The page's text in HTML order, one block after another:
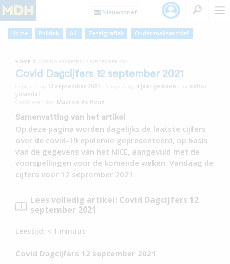
Home Politiek A.I. Zetelgrafiek Onderzoeksarchief
HOME »
Covid Dagcijfers 12 september 2021
12 september 2021 4 jaar geleden
editor
yolandal
Maurice de Hond
Samenvatting van het artikel
Op deze pagina worden dagelijks de laatste cijfers
over de covid-19 epidemie gepresenteerd, op basis
van de gegevens van het NICE, aangevuld met de
voorspellingen voor de komende weken. Vandaag de
cijfers voor 12 september 2021
Lees volledig artikel: Covid Dagcijfers 12
september 2021
Leestijd: < 1 minuut
Covid Dagcijfers 12 september 2021